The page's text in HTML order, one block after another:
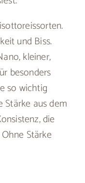
und Biss.
kleiner,
besonders
so wichtig
Stärke aus dem
die
Stärke